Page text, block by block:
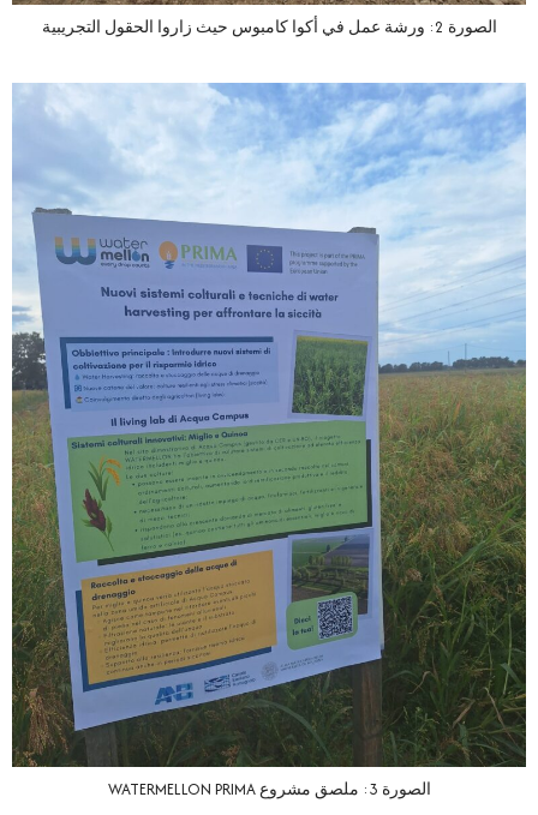
الصورة 2: ورشة عمل في أكوا كامبوس حيث زاروا الحقول التجريبية
الصورة 3: ملصق مشروع WATERMELLON PRIMA